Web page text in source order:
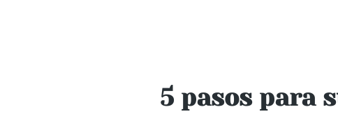
5 pasos para